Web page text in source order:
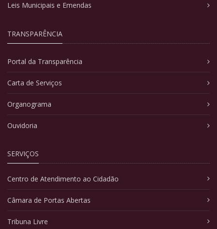
Leis Municipais e Emendas
TRANSPARÊNCIA
Portal da Transparência
Carta de Serviços
Organograma
Ouvidoria
SERVIÇOS
Centro de Atendimento ao Cidadão
Câmara de Portas Abertas
Tribuna Livre